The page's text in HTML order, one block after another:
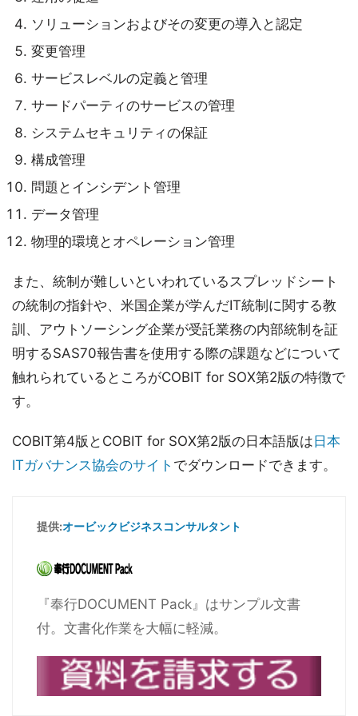
ソリューションおよびその変更の導入と認定
変更管理
サービスレベルの定義と管理
サードパーティのサービスの管理
システムセキュリティの保証
構成管理
問題とインシデント管理
データ管理
物理的環境とオペレーション管理
また、統制が難しいといわれているスプレッドシート
の統制の指針や、米国企業が学んだIT統制に関する教
訓、アウトソーシング企業が受託業務の内部統制を証
明するSAS70報告書を使用する際の課題などについて
触れられているところがCOBIT for SOX第2版の特徴で
す。
COBIT第4版とCOBIT for SOX第2版の日本語版は 日本
ITガバナンス協会のサイト でダウンロードできます。
提供:オービックビジネスコンサルタント
『奉行DOCUMENT Pack』はサンプル文書
付。文書化作業を大幅に軽減。